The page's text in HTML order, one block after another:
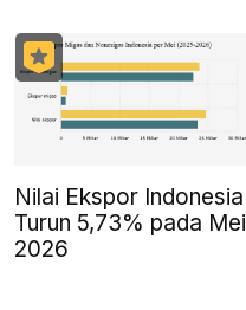
Nilai Ekspor Indonesia
Turun 5,73% pada Mei
2026